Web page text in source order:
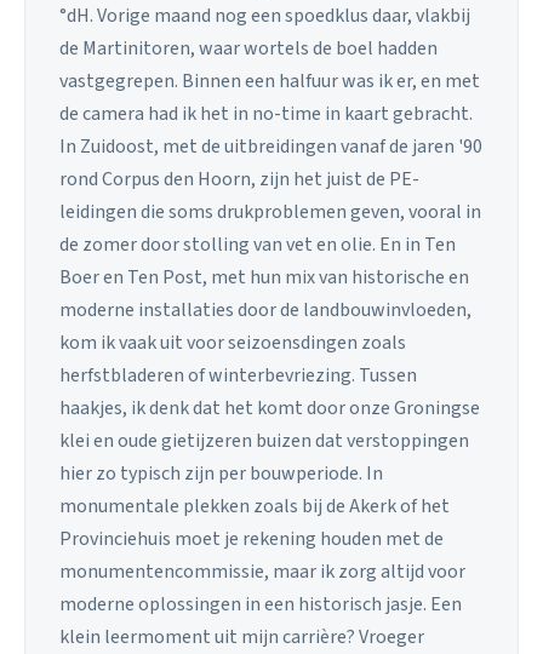
°dH. Vorige maand nog een spoedklus daar, vlakbij
de Martinitoren, waar wortels de boel hadden
vastgegrepen. Binnen een halfuur was ik er, en met
de camera had ik het in no-time in kaart gebracht.
In Zuidoost, met de uitbreidingen vanaf de jaren '90
rond Corpus den Hoorn, zijn het juist de PE-
leidingen die soms drukproblemen geven, vooral in
de zomer door stolling van vet en olie. En in Ten
Boer en Ten Post, met hun mix van historische en
moderne installaties door de landbouwinvloeden,
kom ik vaak uit voor seizoensdingen zoals
herfstbladeren of winterbevriezing. Tussen
haakjes, ik denk dat het komt door onze Groningse
klei en oude gietijzeren buizen dat verstoppingen
hier zo typisch zijn per bouwperiode. In
monumentale plekken zoals bij de Akerk of het
Provinciehuis moet je rekening houden met de
monumentencommissie, maar ik zorg altijd voor
moderne oplossingen in een historisch jasje. Een
klein leermoment uit mijn carrière? Vroeger